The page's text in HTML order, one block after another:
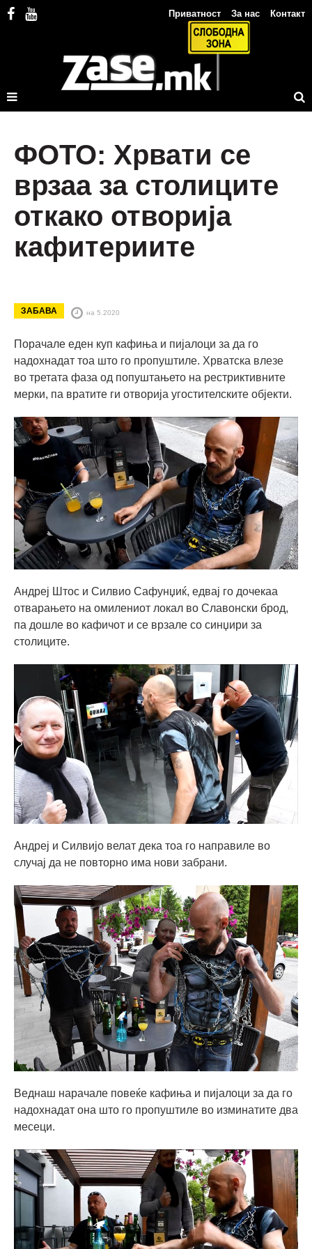
Приватност За нас Контакт
ФОТО: Хрвати се
врзаа за столиците
откако отворија
кафитериите
ЗАБАВА на 5.2020
Порачале еден куп кафиња и пијалоци за да го
надохнадат тоа што го пропуштиле. Хрватска влезе
во третата фаза од попуштањето на рестриктивните
мерки, па вратите ги отворија угостителските објекти.
Андреј Штос и Силвио Сафунџиќ, едвај го дочекаа
отварањето на омилениот локал во Славонски брод,
па дошле во кафичот и се врзале со синџири за
столиците.
Андреј и Силвијо велат дека тоа го направиле во
случај да не повторно има нови забрани.
Веднаш нарачале повеќе кафиња и пијалоци за да го
надохнадат она што го пропуштиле во изминатите два
месеци.